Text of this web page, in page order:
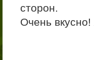
сторон.
Очень вкусно!